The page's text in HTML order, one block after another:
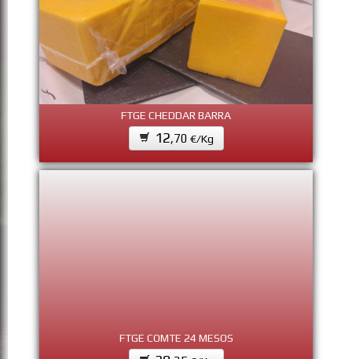
FTGE CHEDDAR BARRA
12,70 €/Kg
FTGE COMTE 24 MESOS